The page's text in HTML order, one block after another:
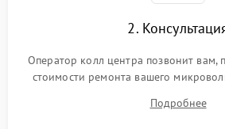
2.
Оператор колл центра позвонит вам,
стоимости ремонта вашего
Подробнее